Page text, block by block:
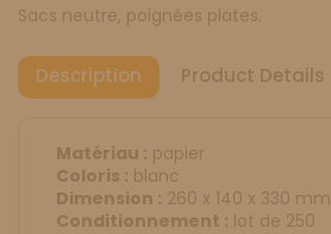
Sacs neutre, poignées plates.
Description Product Details
Matériau : papier
Coloris : blanc
Dimension : 260 x 140 x 330 mm
Conditionnement : lot de 250